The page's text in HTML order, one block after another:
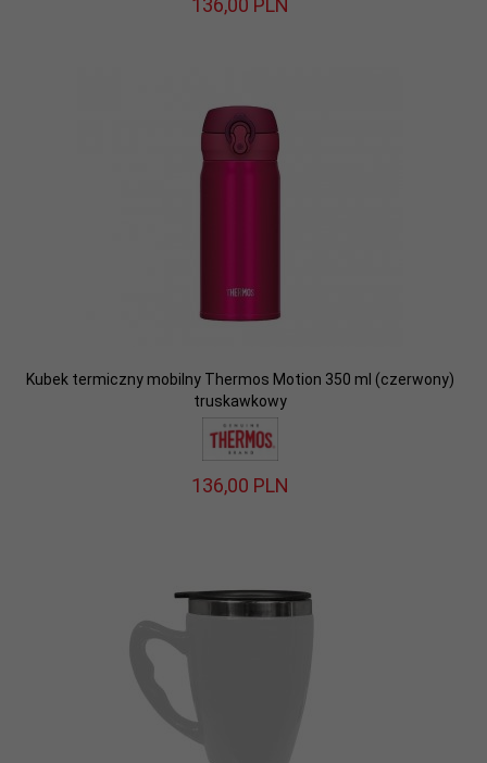
136,00 PLN
Kubek termiczny mobilny Thermos Motion 350 ml (czerwony)
truskawkowy
136,00 PLN